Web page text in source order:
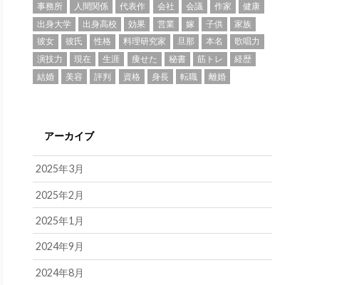
事務所
人間関係 代表作 会社 会議 作家
健康
出身大学
出身高校 効果 営業 嫁 子供
家族
彼女
彼氏 性格 料理研究家 旦那 本名
歌唱力
演技力
現在 生涯 痩せた 秘書 筋トレ
経歴
結婚
美容 評判 資格 身長 転職 離婚
アーカイブ
2025年3月
2025年2月
2025年1月
2024年9月
2024年8月